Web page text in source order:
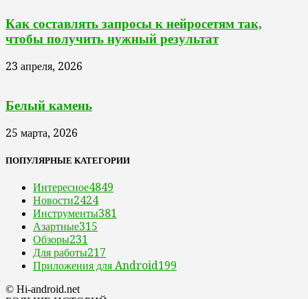
Как составлять запросы к нейросетям так,
чтобы получить нужный результат
23 апреля, 2026
Белый камень
25 марта, 2026
ПОПУЛЯРНЫЕ КАТЕГОРИИ
Интересное4849
Новости2424
Инструменты381
Азартные315
Обзоры231
Для работы217
Приложения для Android199
© Hi-android.net